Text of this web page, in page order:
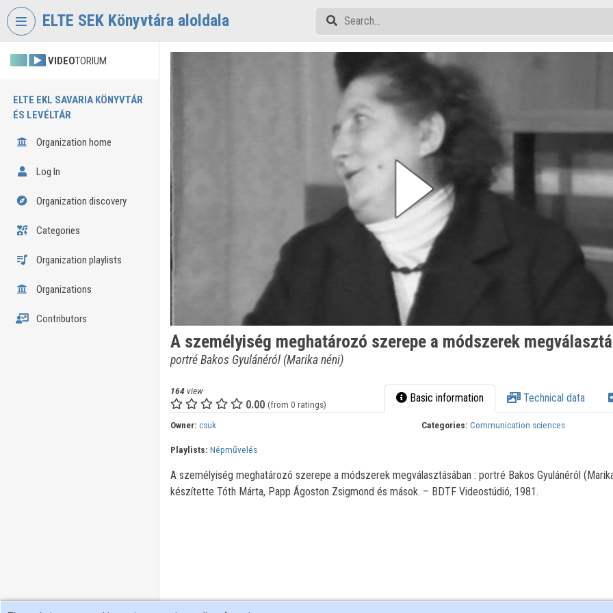
Skip header
ELTE SEK Könyvtára aloldala
VIDEOTORIUM
ELTE EKL SAVARIA KÖNYVTÁR
ÉS LEVÉLTÁR
Organization home
Log In
Organization discovery
Categories
Organization playlists
Organizations
Contributors
A személyiség meghatározó szerepe a módszerek
portré Bakos Gyulánéról (Marika néni)
164view
0.00 (from 0 ratings) Basic information Technical data
Owner: csuk Categories: Communication sciences
Playlists: Népművelés
A személyiség meghatározó szerepe a módszerek megválasztásában : portré Bakos Gyulánéról
készítette Tóth Márta, Papp Ágoston Zsigmond és mások. – BDTF Videostúdió, 1981.